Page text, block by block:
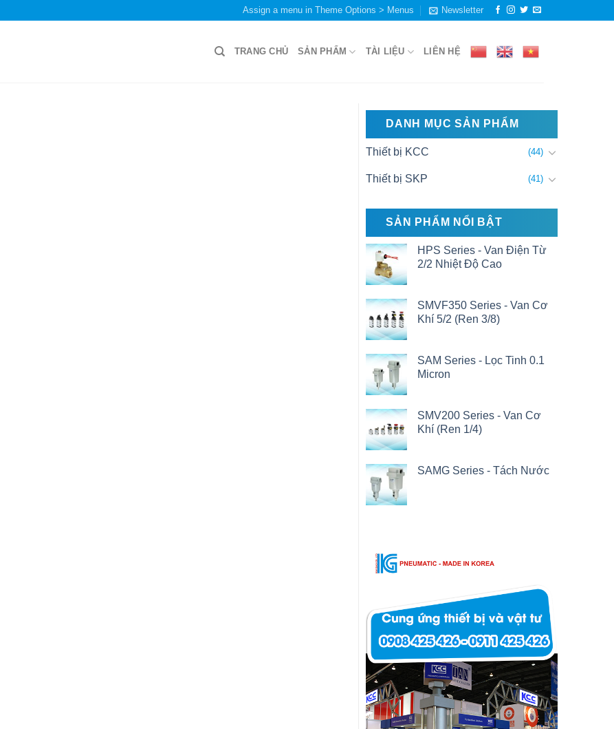
Assign a menu in Theme Options > Menus Newsletter
TRANG CHỦ SẢN PHẨM TÀI LIỆU LIÊN HỆ
DANH MỤC SẢN PHẨM
Thiết bị KCC (44)
Thiết bị SKP (41)
SẢN PHẨM NỔI BẬT
HPS Series - Van Điện Từ
2/2 Nhiệt Độ Cao
SMVF350 Series - Van Cơ
Khí 5/2 (Ren 3/8)
SAM Series - Lọc Tinh 0.1
Micron
SMV200 Series - Van Cơ
Khí (Ren 1/4)
SAMG Series - Tách Nước